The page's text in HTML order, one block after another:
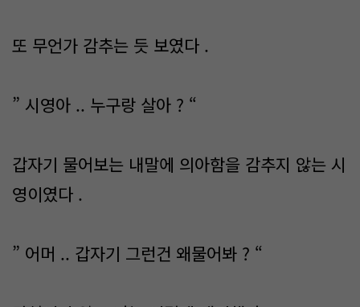
또 무언가 감추는 듯 보였다 .
” 시영아 .. 누구랑 살아 ? “
갑자기 물어보는 내말에 의아함을 감추지 않는 시
영이였다 .
” 어머 .. 갑자기 그런건 왜물어봐 ? “